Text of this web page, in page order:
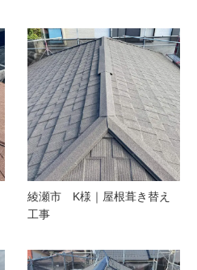
綾瀬市 K様｜屋根葺き替え
工事